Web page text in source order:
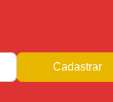
Cadastrar